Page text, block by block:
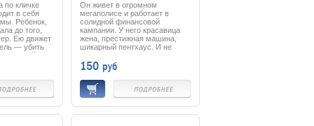
по кличке
в себя
Ребенок,
до того,
Ею движет
— убить
который
Он живет в огромном
мегаполисе и работает в
солидной финансовой
кампании. У него красавица
жена, престижная машина,
шикарный пентхаус. И не
да и работа давно не приносит
удовольствия. Он просто
привык. Он тайно строит дом
у реки в далекой деревне,
чтобы когда-нибудь отвезти
туда жену и вместе вспомнить
то время, когда в их жизни
150 руб